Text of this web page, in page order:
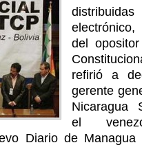
del
refirió a
gerente
Nicaragua
el
Diario de Managua